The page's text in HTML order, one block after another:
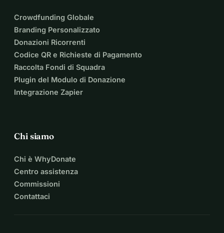
Crowdfunding Globale
Branding Personalizzato
Donazioni Ricorrenti
Codice QR e Richieste di Pagamento
Raccolta Fondi di Squadra
Plugin del Modulo di Donazione
Integrazione Zapier
Chi siamo
Chi è WhyDonate
Centro assistenza
Commissioni
Contattaci